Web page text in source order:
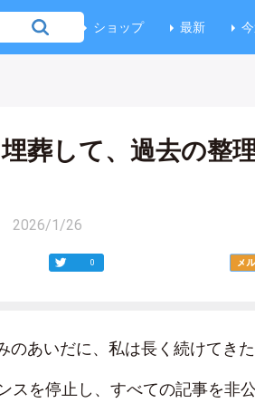
ショップ 最新
葬して、過去の整
2026/1/26
0
のあいだに、私は長く続けてき
スを停止し、すべての記事を非